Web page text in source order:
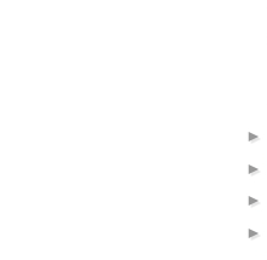
►
►
►
►